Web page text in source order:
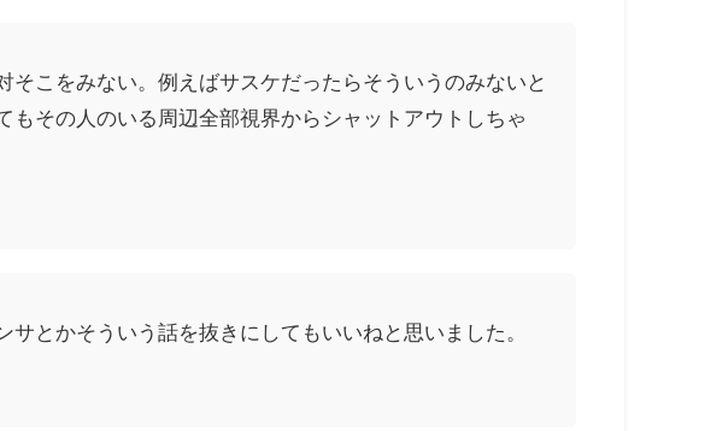
こをみない。例えばサスケだったらそういうのみないと
その人のいる周辺全部視界からシャットアウトしちゃ
とかそういう話を抜きにしてもいいねと思いました。